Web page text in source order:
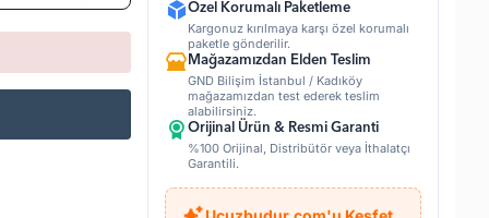
Özel Korumalı Paketleme
Kargonuz kırılmaya karşı özel korumalı
paketle gönderilir.
Mağazamızdan Elden Teslim
GND Bilişim İstanbul / Kadıköy
mağazamızdan test ederek teslim
alabilirsiniz.
Orijinal Ürün & Resmi Garanti
%100 Orijinal, Distribütör veya İthalatçı
Garantili.